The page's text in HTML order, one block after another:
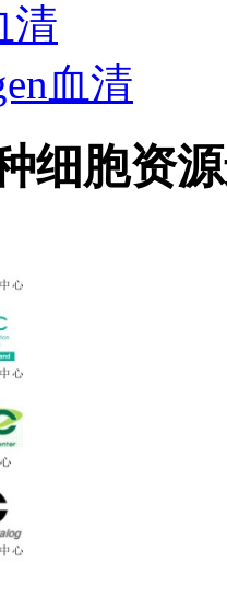
清
血清
细胞资